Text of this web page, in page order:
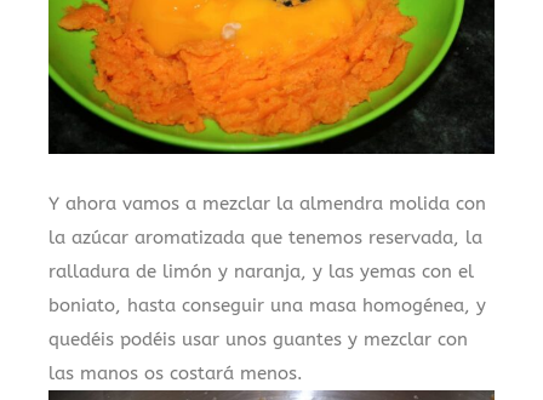
Y ahora vamos a mezclar la almendra molida con
la azúcar aromatizada que tenemos reservada, la
ralladura de limón y naranja, y las yemas con el
boniato, hasta conseguir una masa homogénea, y
quedéis podéis usar unos guantes y mezclar con
las manos os costará menos.